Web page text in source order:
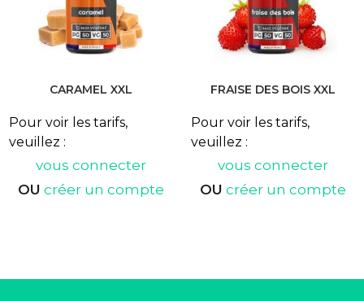
CARAMEL XXL
Pour voir les tarifs,
veuillez :
vous connecter
OU créer un compte
FRAISE DES BOIS XXL
Pour voir les tarifs,
veuillez :
vous connecter
OU créer un compte